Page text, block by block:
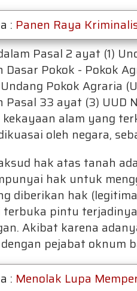
: Panen Raya
Pasal 2 ayat (1)
Dasar Pokok - Pokok
Pokok Agraria
Pasal 33 ayat (3) UUD
alam yang
oleh negara,
hak atas tanah
hak untuk
diberikan hak
terbuka pintu
Akibat karena
pejabat oknum
: Menolak Lupa